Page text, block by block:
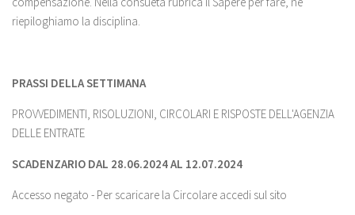
riepiloghiamo la disciplina.
PRASSI DELLA SETTIMANA
PROVVEDIMENTI, RISOLUZIONI, CIRCOLARI E RISPOSTE DELL'AGENZIA
DELLE ENTRATE
SCADENZARIO DAL 28.06.2024 AL 12.07.2024
Accesso negato - Per scaricare la Circolare accedi sul sito